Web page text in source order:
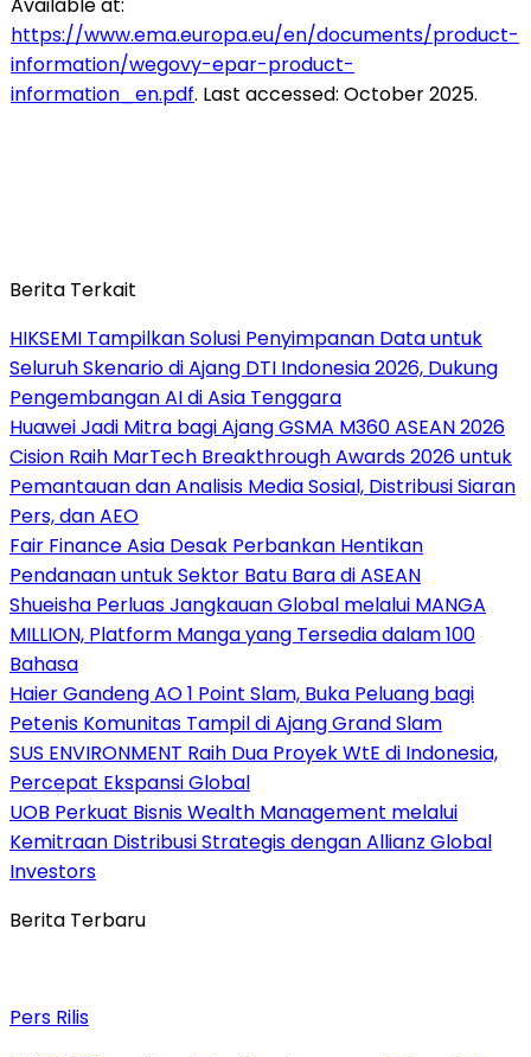
Available at:
https://www.ema.europa.eu/en/documents/product-
information/wegovy-epar-product-
information_en.pdf. Last accessed: October 2025.
Berita Terkait
HIKSEMI Tampilkan Solusi Penyimpanan Data untuk
Seluruh Skenario di Ajang DTI Indonesia 2026, Dukung
Pengembangan AI di Asia Tenggara
Huawei Jadi Mitra bagi Ajang GSMA M360 ASEAN 2026
Cision Raih MarTech Breakthrough Awards 2026 untuk
Pemantauan dan Analisis Media Sosial, Distribusi Siaran
Pers, dan AEO
Fair Finance Asia Desak Perbankan Hentikan
Pendanaan untuk Sektor Batu Bara di ASEAN
Shueisha Perluas Jangkauan Global melalui MANGA
MILLION, Platform Manga yang Tersedia dalam 100
Bahasa
Haier Gandeng AO 1 Point Slam, Buka Peluang bagi
Petenis Komunitas Tampil di Ajang Grand Slam
SUS ENVIRONMENT Raih Dua Proyek WtE di Indonesia,
Percepat Ekspansi Global
UOB Perkuat Bisnis Wealth Management melalui
Kemitraan Distribusi Strategis dengan Allianz Global
Investors
Berita Terbaru
Pers Rilis